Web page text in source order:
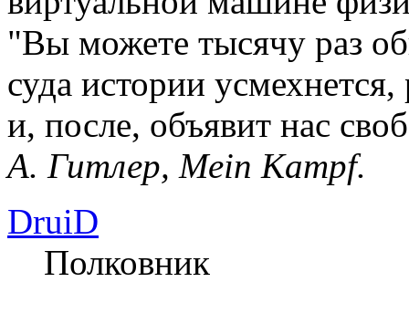
"Вы можете тысячу раз
суда истории
и, после, объявит нас
А. Гитлер, Mein Kampf.
DruiD
Полковник